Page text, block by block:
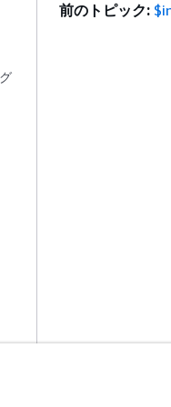
前のトピック: